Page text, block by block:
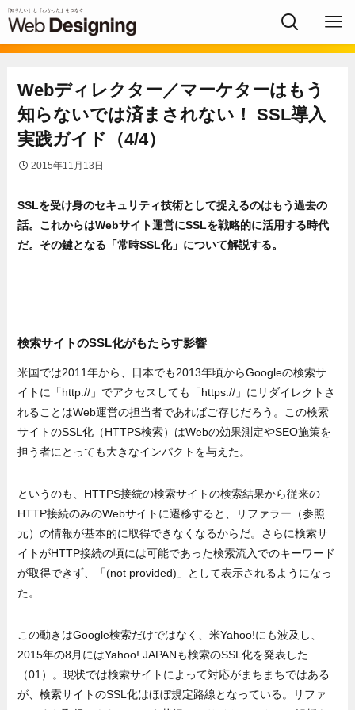
Webディレクター／マーケターはもう
知らないでは済まされない！ SSL導入
実践ガイド（4/4）
2015年11月13日
SSLを受け身のセキュリティ技術として捉えるのはもう過去の
話。これからはWebサイト運営にSSLを戦略的に活用する時代
だ。その鍵となる「常時SSL化」について解説する。
検索サイトのSSL化がもたらす影響
米国では2011年から、日本でも2013年頃からGoogleの検索サ
イトに「http://」でアクセスしても「https://」にリダイレクトさ
れることはWeb運営の担当者であればご存じだろう。この検索
サイトのSSL化（HTTPS検索）はWebの効果測定やSEO施策を
担う者にとっても大きなインパクトを与えた。
というのも、HTTPS接続の検索サイトの検索結果から従来の
HTTP接続のみのWebサイトに遷移すると、リファラー（参照
元）の情報が基本的に取得できなくなるからだ。さらに検索サ
イトがHTTP接続の頃には可能であった検索流入でのキーワード
が取得できず、「(not provided)」として表示されるようになっ
た。
この動きはGoogle検索だけではなく、米Yahoo!にも波及し、
2015年の8月にはYahoo! JAPANも検索のSSL化を発表した
（01）。現状では検索サイトによって対応がまちまちではある
が、検索サイトのSSL化はほぼ規定路線となっている。リファ